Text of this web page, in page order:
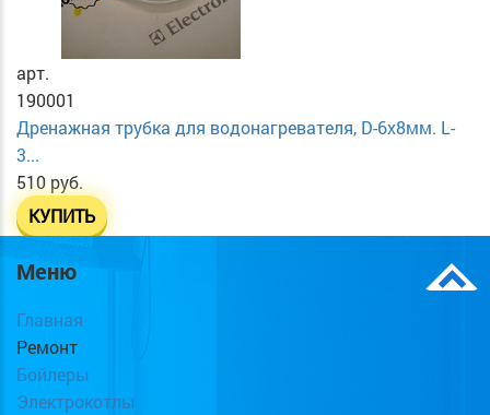
арт.
190001
Дренажная трубка для водонагревателя, D-6х8мм. L-
3...
510 руб.
КУПИТЬ
Меню
Главная
Ремонт
Бойлеры
Электрокотлы